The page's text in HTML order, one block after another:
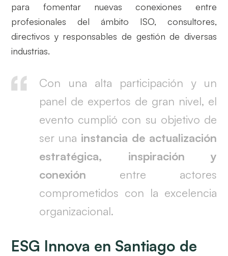
para fomentar nuevas conexiones entre
profesionales del ámbito ISO, consultores,
directivos y responsables de gestión de diversas
industrias.
Con una alta participación y un
panel de expertos de gran nivel, el
evento cumplió con su objetivo de
ser una instancia de actualización
estratégica, inspiración y
conexión entre actores
comprometidos con la excelencia
organizacional.
ESG Innova en Santiago de